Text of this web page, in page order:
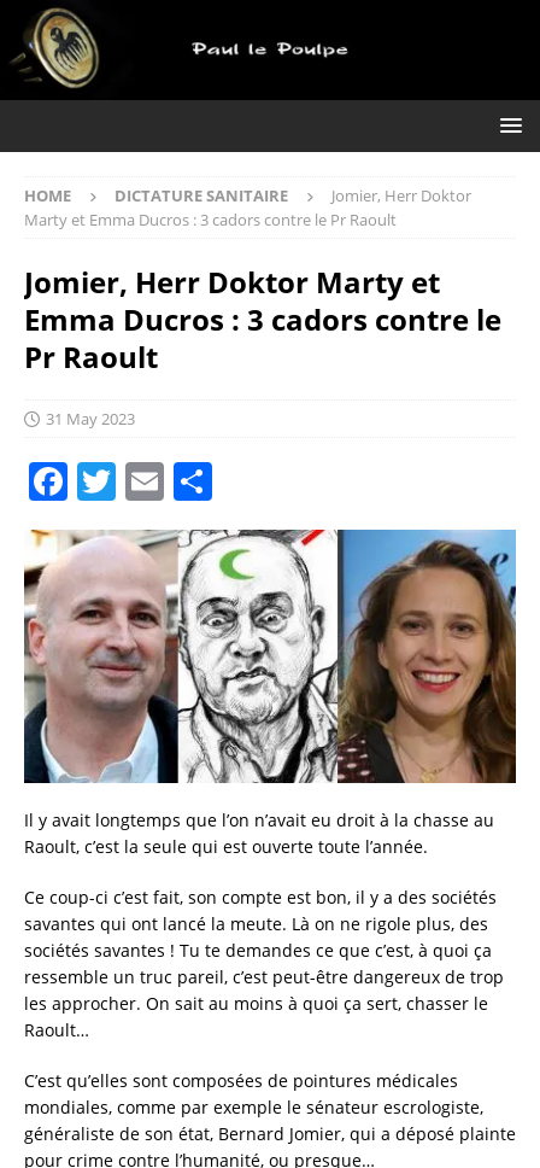
HOME DICTATURE SANITAIRE
Jomier, Herr Doktor
Marty et Emma Ducros : 3 cadors contre le Pr Raoult
Jomier, Herr Doktor Marty et
Emma Ducros : 3 cadors contre le
Pr Raoult
31 May 2023
F
a
c
e
b
o
o
k
T
w
it
te
r
E
m
ai
l
h
a
re
Il y avait longtemps que l’on n’avait eu droit à la chasse au
Raoult, c’est la seule qui est ouverte toute l’année.
Ce coup-ci c’est fait, son compte est bon, il y a des sociétés
savantes qui ont lancé la meute. Là on ne rigole plus, des
sociétés savantes ! Tu te demandes ce que c’est, à quoi ça
ressemble un truc pareil, c’est peut-être dangereux de trop
les approcher. On sait au moins à quoi ça sert, chasser le
Raoult…
C’est qu’elles sont composées de pointures médicales
mondiales, comme par exemple le sénateur escrologiste,
généraliste de son état, Bernard Jomier, qui a déposé plainte
pour crime contre l’humanité, ou presque…